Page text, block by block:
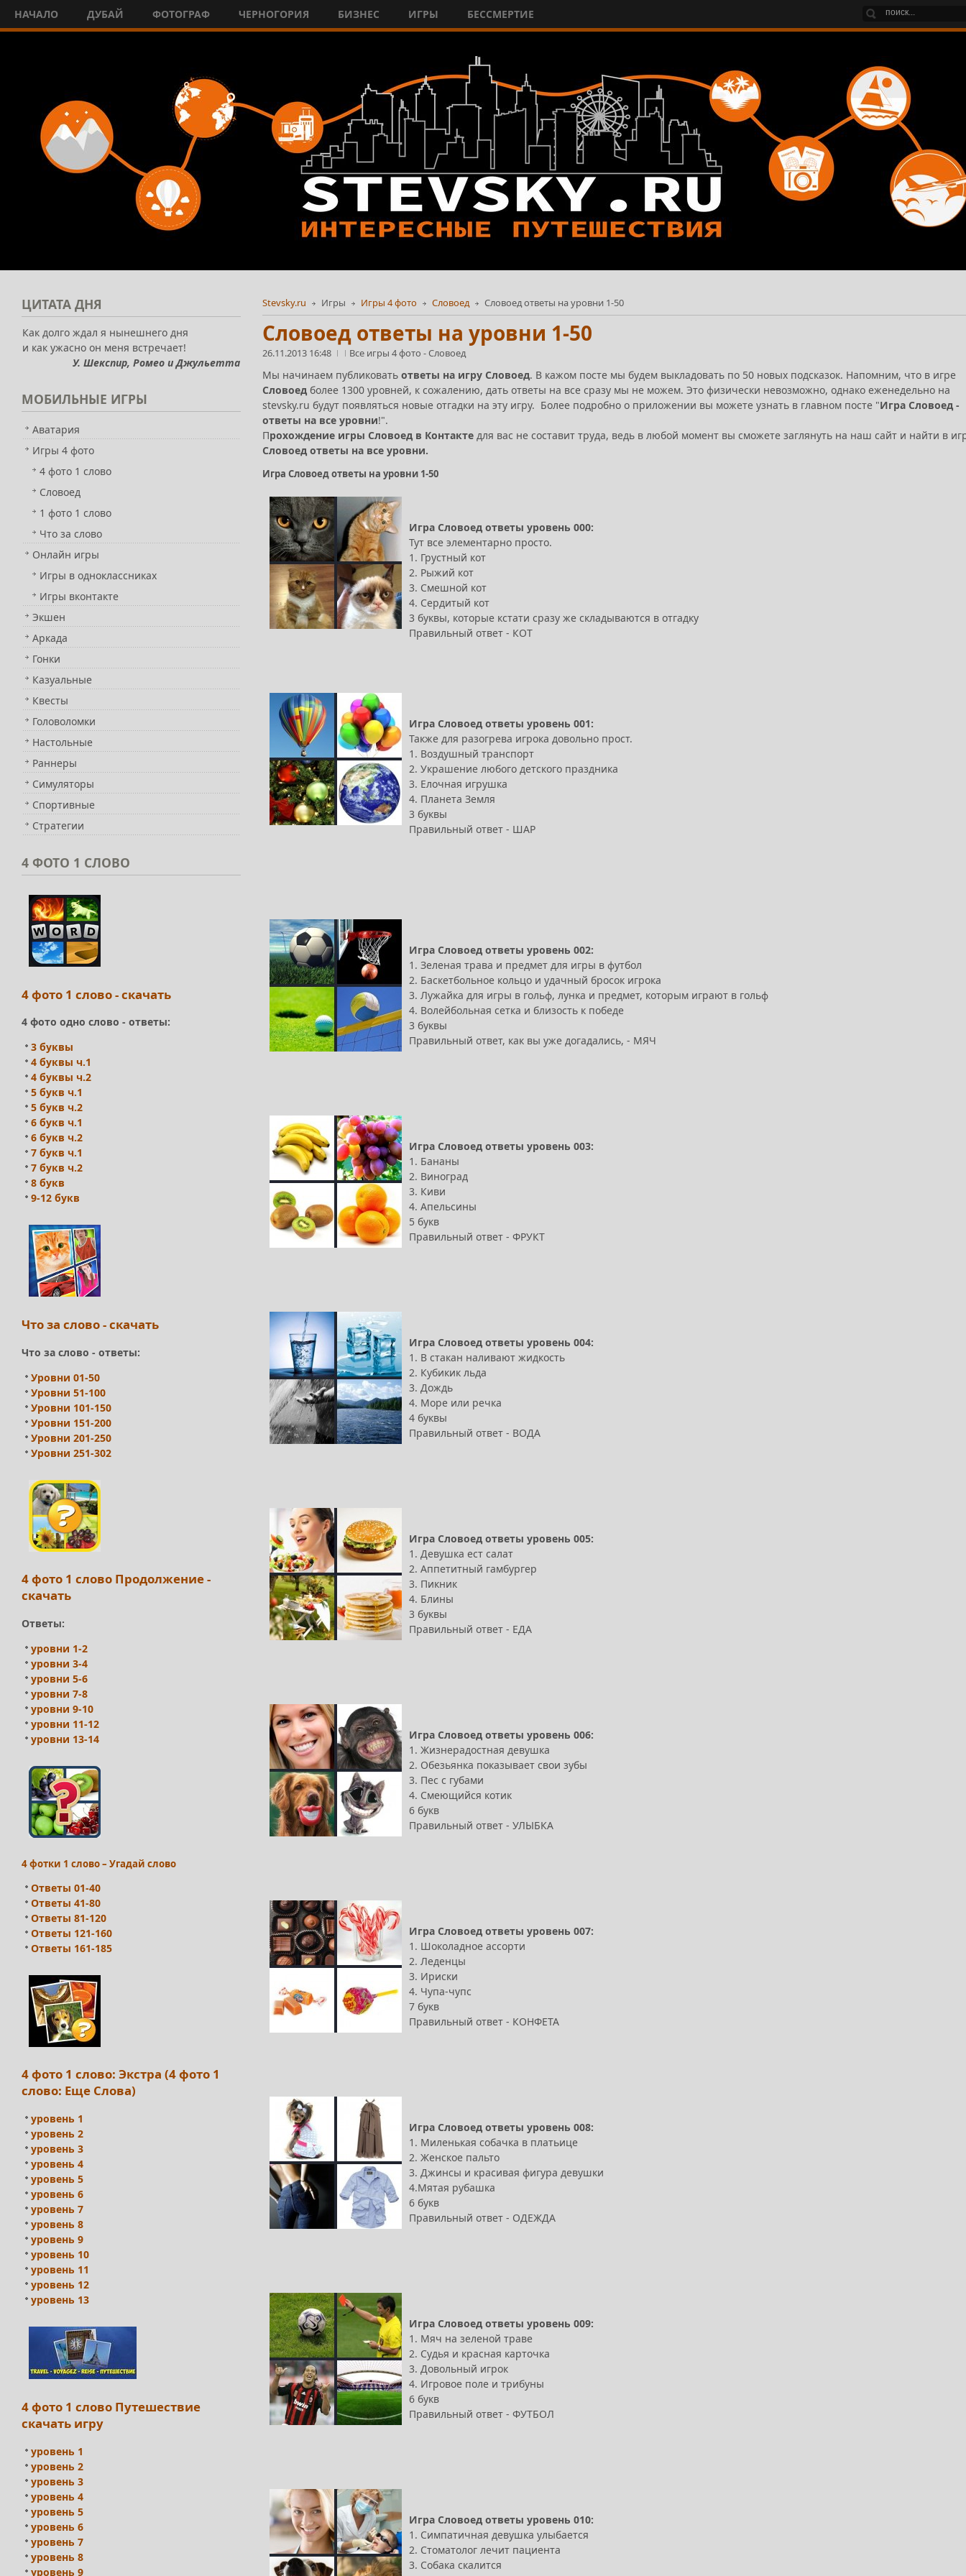
НАЧАЛО ДУБАЙ ФОТОГРАФ ЧЕРНОГОРИЯ БИЗНЕС ИГРЫ БЕССМЕРТИЕ
Stevsky.ru Игры Игры 4 фото Словоед Словоед ответы на уровни 1-50
Словоед ответы на уровни 1-50
26.11.2013 16:48 Все игры 4 фото -Словоед
Мы начинаем публиковать ответы на игру Словоед. В кажом посте мы будем выкладовать по 50 новых подсказок. Напомним, что в игре
Словоед более 1300 уровней, к сожалению, дать ответы на все сразу мы не можем. Это физически невозможно, однако еженедельно на
stevsky.ru будут появляться новые отгадки на эту игру. Более подробно о приложении вы можете узнать в главном посте "Игра Словоед -
ответы на все уровни!".
Прохождение игры Словоед в Контакте для вас не составит труда, ведь в любой момент вы сможете заглянуть на наш сайт и найти в
Словоед ответы на все уровни.
Игра Словоед ответы на уровни 1-50
Игра Словоед ответы уровень 000:
Тут все элементарно просто.
1. Грустный кот
2. Рыжий кот
3. Смешной кот
4. Сердитый кот
3 буквы, которые кстати сразу же складываются в отгадку
Правильный ответ - КОТ
Игра Словоед ответы уровень 001:
Также для разогрева игрока довольно прост.
1. Воздушный транспорт
2. Украшение любого детского праздника
3. Елочная игрушка
4. Планета Земля
3 буквы
Правильный ответ - ШАР
Игра Словоед ответы уровень 002:
1. Зеленая трава и предмет для игры в футбол
2. Баскетбольное кольцо и удачный бросок игрока
3. Лужайка для игры в гольф, лунка и предмет, которым играют в гольф
4. Волейбольная сетка и близость к победе
3 буквы
Правильный ответ, как вы уже догадались, - МЯЧ
Игра Словоед ответы уровень 003:
1. Бананы
2. Виноград
3. Киви
4. Апельсины
5 букв
Правильный ответ - ФРУКТ
Игра Словоед ответы уровень 004:
1. В стакан наливают жидкость
2. Кубикик льда
3. Дождь
4. Море или речка
4 буквы
Правильный ответ - ВОДА
Игра Словоед ответы уровень 005:
1. Девушка ест салат
2. Аппетитный гамбургер
3. Пикник
4. Блины
3 буквы
Правильный ответ - ЕДА
Игра Словоед ответы уровень 006:
1. Жизнерадостная девушка
2. Обезьянка показывает свои зубы
3. Пес с губами
4. Смеющийся котик
6 букв
Правильный ответ - УЛЫБКА
Игра Словоед ответы уровень 007:
1. Шоколадное ассорти
2. Леденцы
3. Ириски
4. Чупа-чупс
7 букв
Правильный ответ - КОНФЕТА
Игра Словоед ответы уровень 008:
1. Миленькая собачка в платьице
2. Женское пальто
3. Джинсы и красивая фигура девушки
4.Мятая рубашка
6 букв
Правильный ответ - ОДЕЖДА
Игра Словоед ответы уровень 009:
1. Мяч на зеленой траве
2. Судья и красная карточка
3. Довольный игрок
4. Игровое поле и трибуны
6 букв
Правильный ответ - ФУТБОЛ
Игра Словоед ответы уровень 010:
1. Симпатичная девушка улыбается
2. Стоматолог лечит пациента
3. Собака скалится
ЦИТАТА ДНЯ
Как долго ждал я нынешнего дня
и как ужасно он меня встречает!
У. Шекспир, Ромео и Джульетта
МОБИЛЬНЫЕ ИГРЫ
Аватария
Игры 4 фото
4 фото 1 слово
Словоед
1 фото 1 слово
Что за слово
Онлайн игры
Игры в одноклассниках
Игры вконтакте
Экшен
Аркада
Гонки
Казуальные
Квесты
Головоломки
Настольные
Раннеры
Симуляторы
Спортивные
Стратегии
4 ФОТО 1 СЛОВО
4 фото 1 слово - скачать
4 фото одно слово - ответы:
3 буквы
4 буквы ч.1
4 буквы ч.2
5 букв ч.1
5 букв ч.2
6 букв ч.1
6 букв ч.2
7 букв ч.1
7 букв ч.2
8 букв
9-12 букв
Что за слово - скачать
Что за слово - ответы:
Уровни 01-50
Уровни 51-100
Уровни 101-150
Уровни 151-200
Уровни 201-250
Уровни 251-302
4 фото 1 слово Продолжение -
скачать
Ответы:
уровни 1-2
уровни 3-4
уровни 5-6
уровни 7-8
уровни 9-10
уровни 11-12
уровни 13-14
4 фотки 1 слово – Угадай слово
Ответы 01-40
Ответы 41-80
Ответы 81-120
Ответы 121-160
Ответы 161-185
4 фото 1 слово: Экстра (4 фото 1
слово: Еще Слова)
уровень 1
уровень 2
уровень 3
уровень 4
уровень 5
уровень 6
уровень 7
уровень 8
уровень 9
уровень 10
уровень 11
уровень 12
уровень 13
4 фото 1 слово Путешествие
скачать игру
уровень 1
уровень 2
уровень 3
уровень 4
уровень 5
уровень 6
уровень 7
уровень 8
уровень 9